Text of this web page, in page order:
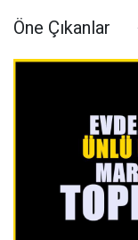
Öne Çıkanlar